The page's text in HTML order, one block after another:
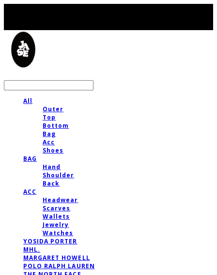
All
Outer
Top
Bottom
Bag
Acc
Shoes
BAG
Hand
Shoulder
Back
ACC
Headwear
Scarves
Wallets
Jewelry
Watches
YOSIDA PORTER
MHL.
MARGARET HOWELL
POLO RALPH LAUREN